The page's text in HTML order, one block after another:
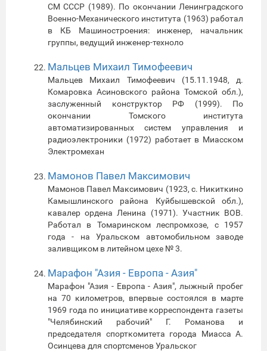
СМ СССР (1989). По окончании Ленинградского
Военно-Механического института (1963) работал
в КБ Машиностроения: инженер, начальник
группы, ведущий инженер-техноло
Мальцев Михаил Тимофеевич
Мальцев Михаил Тимофеевич (15.11.1948, д.
Комаровка Асиновского района Томской обл.),
заслуженный конструктор РФ (1999). По
окончании Томского института
автоматизированных систем управления и
радиоэлектроники (1972) работает в Миасском
Электромехан
Мамонов Павел Максимович
Мамонов Павел Максимович (1923, с. Никиткино
Камышлинского района Куйбышевской обл.),
кавалер ордена Ленина (1971). Участник ВОВ.
Работал в Томаринском леспромхозе, с 1957
года - на Уральском автомобильном заводе
заливщиком в литейном цехе № 3.
Марафон "Азия - Европа - Азия"
Марафон "Азия - Европа - Азия", лыжный пробег
на 70 километров, впервые состоялся в марте
1969 года по инициативе корреспондента газеты
"Челябинский рабочий" Г. Романова и
председателя спорткомитета города Миасса А.
Осинцева для спортсменов Уральског